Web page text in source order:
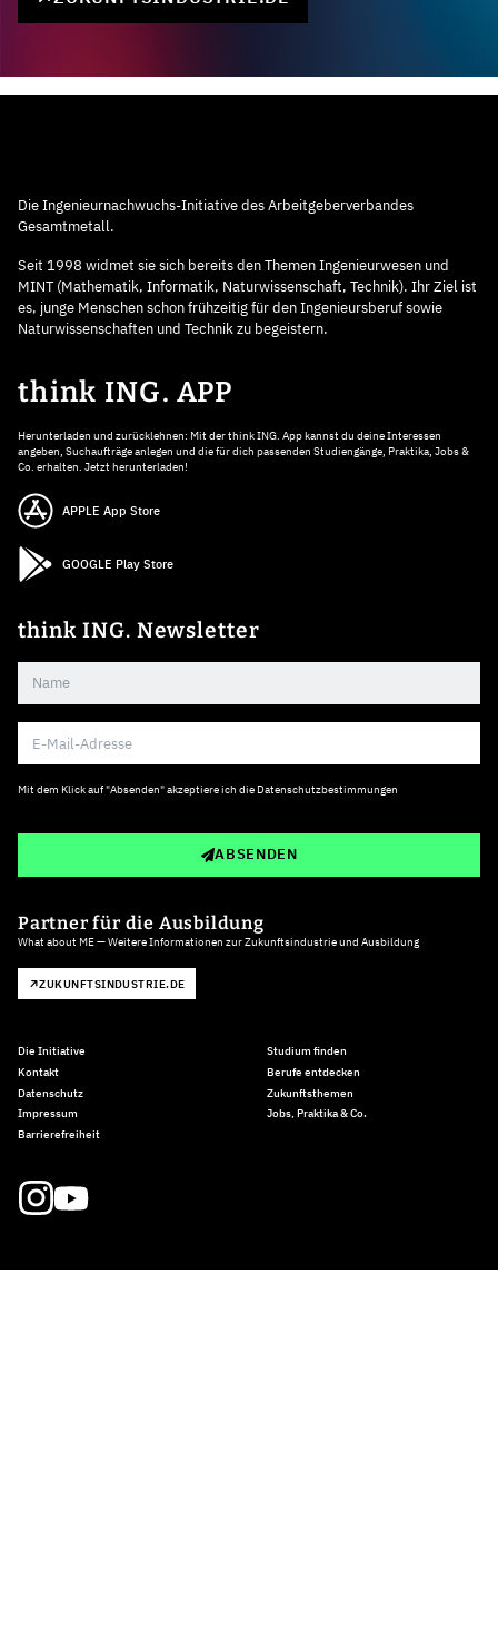
Die Ingenieurnachwuchs-Initiative des Arbeitgeberverbandes
Gesamtmetall.
Seit 1998 widmet sie sich bereits den Themen Ingenieurwesen und
MINT (Mathematik, Informatik, Naturwissenschaft, Technik). Ihr Ziel ist
es, junge Menschen schon frühzeitig für den Ingenieursberuf sowie
Naturwissenschaften und Technik zu begeistern.
think ING. APP
Herunterladen und zurücklehnen: Mit der think ING. App kannst du deine Interessen
angeben, Suchaufträge anlegen und die für dich passenden Studiengänge, Praktika, Jobs &
Co. erhalten. Jetzt herunterladen!
APPLE App Store
GOOGLE Play Store
think ING. Newsletter
Mit dem Klick auf "Absenden" akzeptiere ich die Datenschutzbestimmungen
ABSENDEN
Partner für die Ausbildung
What about ME — Weitere Informationen zur Zukunftsindustrie und Ausbildung
ZUKUNFTSINDUSTRIE.DE
Die Initiative
Kontakt
Datenschutz
Impressum
Barrierefreiheit
Studium finden
Berufe entdecken
Zukunftsthemen
Jobs, Praktika & Co.